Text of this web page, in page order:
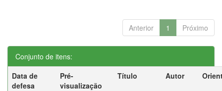
Anterior 1 Próximo
Conjunto de itens:
Data de
defesa
Pré-
visualização
Título Autor